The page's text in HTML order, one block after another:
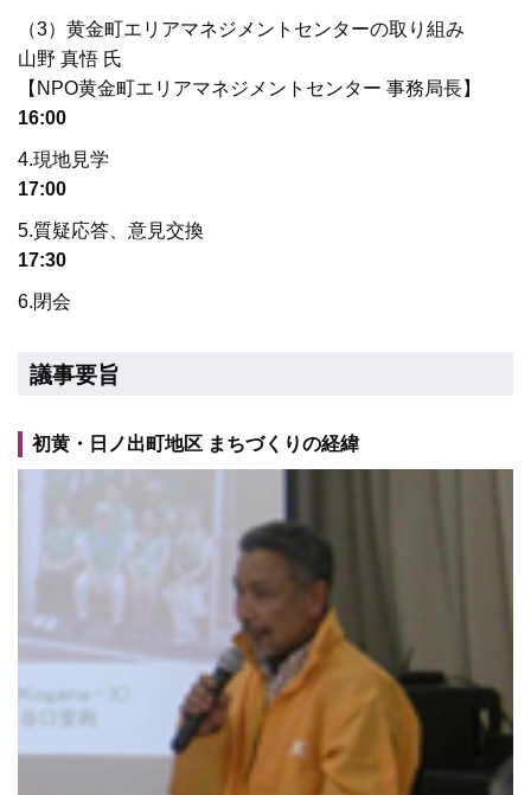
（3）黄金町エリアマネジメントセンターの取り組み
山野 真悟 氏
【NPO黄金町エリアマネジメントセンター 事務局長】
16:00
4.現地見学
17:00
5.質疑応答、意見交換
17:30
6.閉会
議事要旨
初黄・日ノ出町地区 まちづくりの経緯